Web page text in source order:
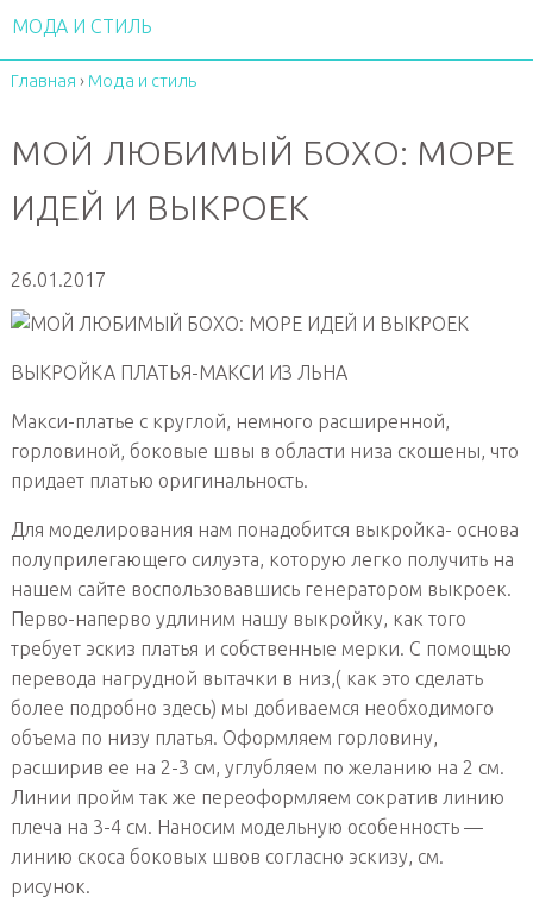
МОДА И СТИЛЬ
Главная › Мода и стиль
МОЙ ЛЮБИМЫЙ БОХО: МОРЕ
ИДЕЙ И ВЫКРОЕК
26.01.2017
ВЫКРОЙКА ПЛАТЬЯ-МАКСИ ИЗ ЛЬНА
Макси-платье с круглой, немного расширенной,
горловиной, боковые швы в области низа скошены, что
придает платью оригинальность.
Для моделирования нам понадобится выкройка- основа
полуприлегающего силуэта, которую легко получить на
нашем сайте воспользовавшись генератором выкроек.
Перво-наперво удлиним нашу выкройку, как того
требует эскиз платья и собственные мерки. С помощью
перевода нагрудной вытачки в низ,( как это сделать
более подробно здесь) мы добиваемся необходимого
объема по низу платья. Оформляем горловину,
расширив ее на 2-3 см, углубляем по желанию на 2 см.
Линии пройм так же переоформляем сократив линию
плеча на 3-4 см. Наносим модельную особенность —
линию скоса боковых швов согласно эскизу, см.
рисунок.